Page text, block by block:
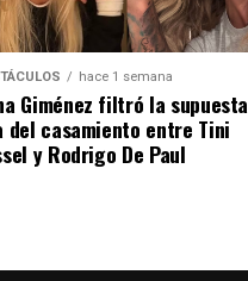
hace 1 semana
Giménez filtró la supuesta
del casamiento entre Tini
y Rodrigo De Paul